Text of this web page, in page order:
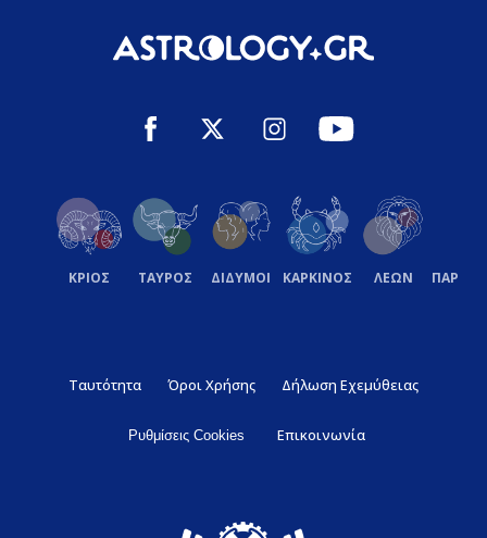
ΚΡΙΟΣ ΤΑΥΡΟΣ ΔΙΔΥΜΟΙ ΚΑΡΚΙΝΟΣ ΛΕΩΝ
Ταυτότητα Όροι Χρήσης Δήλωση Εχεμύθειας
Ρυθμίσεις Cookies Επικοινωνία